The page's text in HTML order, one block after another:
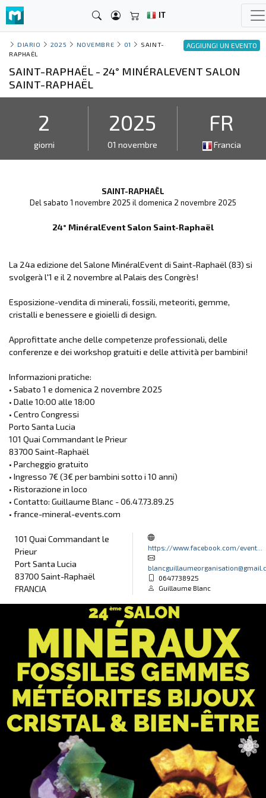
IT
AGGIUNGI UN EVENTO
DIARIO 2025 NOVEMBRE 01
SAINT-
RAPHAËL
SAINT-RAPHAËL - 24° MINÉRALEVENT SALON
SAINT-RAPHAËL
2
giorni
2025
01 novembre
FR
Francia
SAINT-RAPHAËL
Del sabato 1 novembre 2025 il domenica 2 novembre 2025
24° MinéralEvent Salon Saint-Raphaël
La 24a edizione del Salone MinéralEvent di Saint-Raphaël (83) si
svolgerà l'1 e il 2 novembre al Palais des Congrès!
Esposizione-vendita di minerali, fossili, meteoriti, gemme,
cristalli e benessere e gioielli di design.
Approfittate anche delle competenze professionali, delle
conferenze e dei workshop gratuiti e delle attività per bambini!
Informazioni pratiche:
• Sabato 1 e domenica 2 novembre 2025
• Dalle 10:00 alle 18:00
• Centro Congressi
Porto Santa Lucia
101 Quai Commandant le Prieur
83700 Saint-Raphaël
• Parcheggio gratuito
• Ingresso 7€ (3€ per bambini sotto i 10 anni)
• Ristorazione in loco
• Contatto: Guillaume Blanc - 06.47.73.89.25
• france-mineral-events.com
101 Quai Commandant le
Prieur
Port Santa Lucia
83700 Saint-Raphaël
FRANCIA
https://www.facebook.com/event...
0647738925
Guillaume Blanc